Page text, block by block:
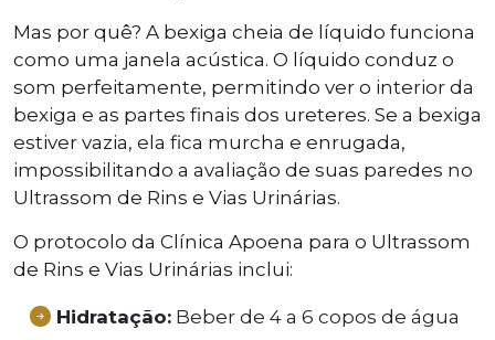
Mas por quê? A bexiga cheia de líquido funciona
como uma janela acústica. O líquido conduz o
som perfeitamente, permitindo ver o interior da
bexiga e as partes finais dos ureteres. Se a bexiga
estiver vazia, ela fica murcha e enrugada,
impossibilitando a avaliação de suas paredes no
Ultrassom de Rins e Vias Urinárias.
O protocolo da Clínica Apoena para o Ultrassom
de Rins e Vias Urinárias inclui:
Hidratação: Beber de 4 a 6 copos de água